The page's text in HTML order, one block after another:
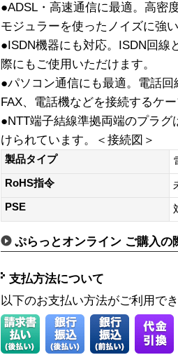
●ADSL・高速通信に最適。高密
モジュラーを使ったノイズに強
●ISDN機器にも対応。ISDN回線
際にもご使用いただけます。
●パソコン通信にも最適。電話
FAX、電話機などを接続するケ
●NTT端子結線準拠両端のプラ
けられています。＜接続図＞
製品タイプ
RoHS指令
PSE
ぷらっとオンライン ご購入の
支払方法について
以下のお支払い方法がご利用で